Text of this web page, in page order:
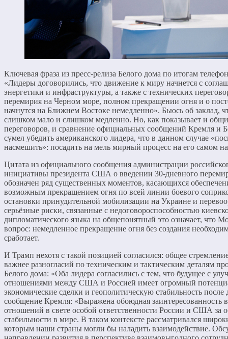
Ключевая фраза из пресс-релиза Белого дома по итогам
«Лидеры договорились, что движение к миру начнется с
энергетики и инфраструктуры, а также с технических
перемирия на Черном море, полном прекращении огня и о
начнутся на Ближнем Востоке немедленно». Бьюсь об заклад,
слишком мало и слишком медленно. Но, как показывает и
переговоров, и сравнение официальных сообщений Кремля и
сумел убедить американского лидера, что в данном случае
насмешить»: посадить на мель мирный процесс на его самом
Цитата из официального сообщения администрации
инициативы президента США о введении 30-дневного
обозначен ряд существенных моментов, касающихся
возможным прекращением огня по всей линии боевого
остановки принудительной мобилизации на Украине и
серьёзные риски, связанные с недоговороспособностью
дипломатического языка на общепонятный это означает, что
вопрос: немедленное прекращение огня без создания
сработает.
И Трамп нехотя с такой позицией согласился: общее
важнее разногласий по техническим и тактическим деталям
Белого дома: «Оба лидера согласились с тем, что будущее с
отношениями между США и Россией имеет огромный
экономические сделки и геополитическую стабильность
сообщение Кремля: «Выражена обоюдная заинтересованность
отношений в свете особой ответственности России и США за
стабильности в мире. В таком контексте рассматривался
которым наши страны могли бы наладить взаимодействие.